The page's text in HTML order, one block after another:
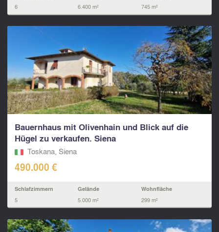
6 6.400 m² 745 m²
Bauernhaus mit Olivenhain und Blick auf die
Hügel zu verkaufen. Siena
Toskana, Siena
490.000 €
Schlafzimmern
5
Gelände
5.000 m²
Wohnfläche
299 m²